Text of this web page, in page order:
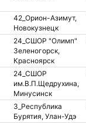
42_Орион-Азимут,
Новокузнецк
24_СШОР "Олимп"
Зеленогорск,
Красноярск
24_СШОР
им.В.П.Щедрухина,
Минусинск
3_Республика
Бурятия, Улан-Удэ